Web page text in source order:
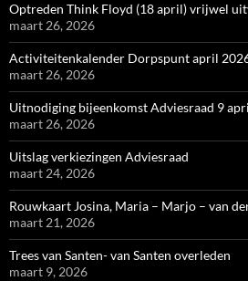
Optreden Think Floyd (18 april) vrijwel
maart 26, 2026
Activiteitenkalender Dorpspunt april
maart 26, 2026
Uitnodiging bijeenkomst Adviesraad 9
maart 26, 2026
Uitslag verkiezingen Adviesraad
maart 24, 2026
Rouwkaart Josina, Maria – Marjo – van
maart 21, 2026
Trees van Santen- van Santen overleden
maart 9, 2026